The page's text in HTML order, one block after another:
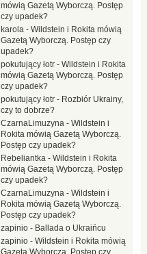
mówią Gazetą Wyborczą. Postęp
czy upadek?
karola - Wildstein i Rokita mówią
Gazetą Wyborczą. Postęp czy
upadek?
pokutujący łotr - Wildstein i Rokita
mówią Gazetą Wyborczą. Postęp
czy upadek?
pokutujący łotr - Rozbiór Ukrainy,
czy to dobrze?
CzarnaLimuzyna - Wildstein i
Rokita mówią Gazetą Wyborczą.
Postęp czy upadek?
Rebeliantka - Wildstein i Rokita
mówią Gazetą Wyborczą. Postęp
czy upadek?
CzarnaLimuzyna - Wildstein i
Rokita mówią Gazetą Wyborczą.
Postęp czy upadek?
zapinio - Ballada o Ukraińcu
zapinio - Wildstein i Rokita mówią
Gazetą Wyborczą. Postęp czy